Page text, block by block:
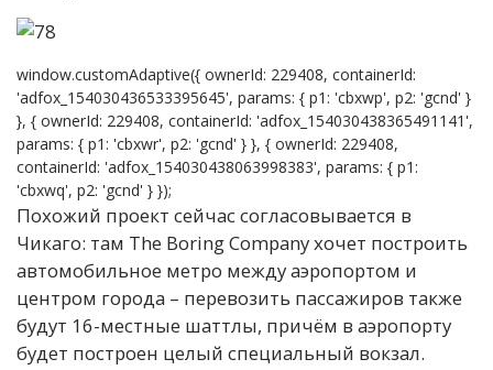
window.customAdaptive({ ownerId: 229408, containerId:
'adfox_154030436533395645', params: { p1: 'cbxwp', p2: 'gcnd' }
}, { ownerId: 229408, containerId: 'adfox_154030438365491141',
params: { p1: 'cbxwr', p2: 'gcnd' } }, { ownerId: 229408,
containerId: 'adfox_154030438063998383', params: { p1:
'cbxwq', p2: 'gcnd' } });
Похожий проект сейчас согласовывается в
Чикаго: там The Boring Company хочет построить
автомобильное метро между аэропортом и
центром города – перевозить пассажиров также
будут 16-местные шаттлы, причём в аэропорту
будет построен целый специальный вокзал.